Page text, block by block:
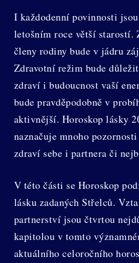
I každodenní povinnosti
letošním roce větší starostí.
členy rodiny bude v jádru
Zdravotní režim bude
zdraví i budoucnost vaší
bude pravděpodobně v
aktivnější. Horoskop lásky
naznačuje mnoho
zdraví sebe i partnera či
V této části se Horoskop
lásku zadaných Střelců.
partnerství jsou čtvrtou
kapitolou v tomto
aktuálního celoročního